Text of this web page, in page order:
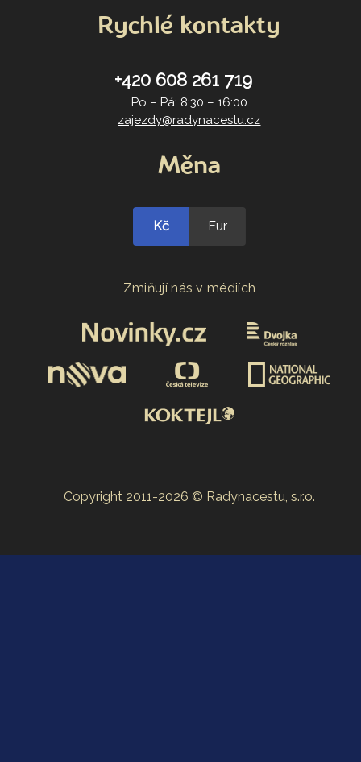
Rychlé kontakty
+420 608 261 719
Po – Pá: 8:30 – 16:00
zajezdy@radynacestu.cz
Měna
Kč Eur
Zmiňují nás v médiích
Copyright 2011-2026 © Radynacestu, s.r.o.